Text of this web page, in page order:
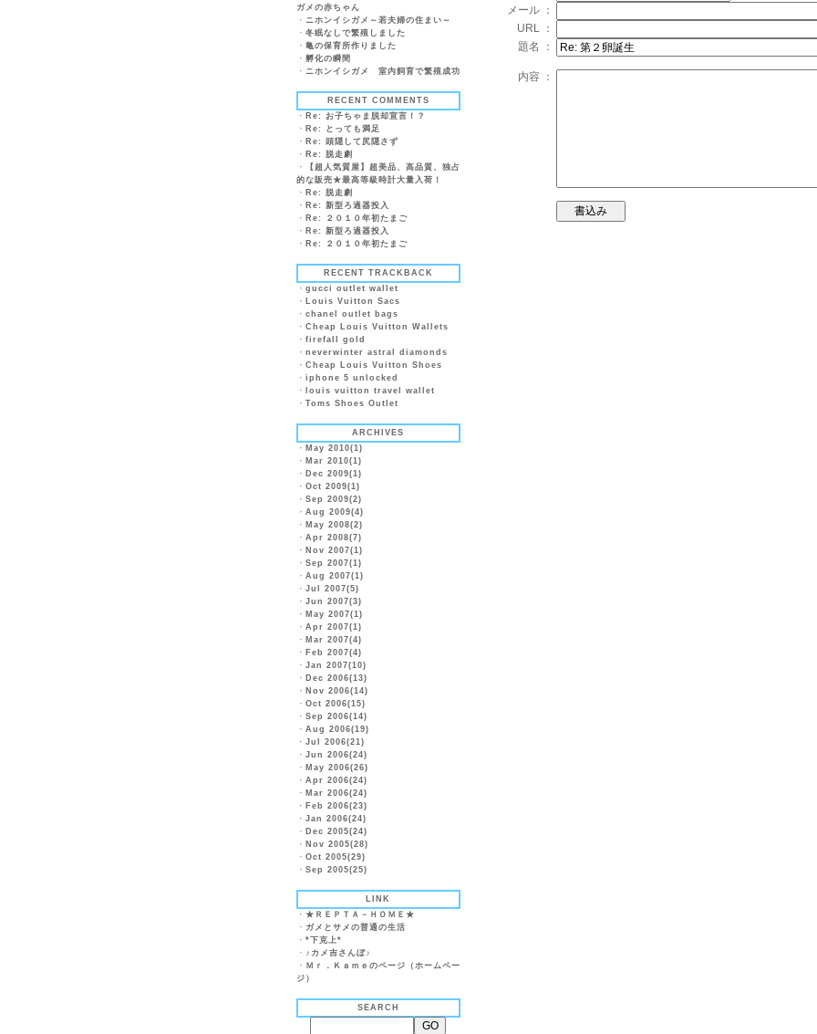
ガメの赤ちゃん
・ ニホンイシガメ～若夫婦の住まい～
・ 冬眠なしで繁殖しました
・ 亀の保育所作りました
・ 孵化の瞬間
・ ニホンイシガメ 室内飼育で繁殖成功
RECENT COMMENTS
・ Re: お子ちゃま脱却宣言！？
・ Re: とっても満足
・ Re: 頭隠して尻隠さず
・ Re: 脱走劇
・
【超人気質屋】超美品、高品質、独占
的な販売★最高等級時計大量入荷！
・ Re: 脱走劇
・ Re: 新型ろ過器投入
・ Re: ２０１０年初たまご
・ Re: 新型ろ過器投入
・ Re: ２０１０年初たまご
RECENT TRACKBACK
・ gucci outlet wallet
・ Louis Vuitton Sacs
・ chanel outlet bags
・ Cheap Louis Vuitton Wallets
・ firefall gold
・ neverwinter astral diamonds
・ Cheap Louis Vuitton Shoes
・ iphone 5 unlocked
・
louis vuitton travel wallet
・ Toms Shoes Outlet
ARCHIVES
・ May 2010(1)
・ Mar 2010(1)
・ Dec 2009(1)
・ Oct 2009(1)
・ Sep 2009(2)
・ Aug 2009(4)
・ May 2008(2)
・ Apr 2008(7)
・ Nov 2007(1)
・ Sep 2007(1)
・ Aug 2007(1)
・ Jul 2007(5)
・ Jun 2007(3)
・ May 2007(1)
・ Apr 2007(1)
・ Mar 2007(4)
・ Feb 2007(4)
・ Jan 2007(10)
・ Dec 2006(13)
・ Nov 2006(14)
・ Oct 2006(15)
・ Sep 2006(14)
・ Aug 2006(19)
・ Jul 2006(21)
・ Jun 2006(24)
・ May 2006(26)
・ Apr 2006(24)
・ Mar 2006(24)
・ Feb 2006(23)
・ Jan 2006(24)
・ Dec 2005(24)
・ Nov 2005(28)
・ Oct 2005(29)
・ Sep 2005(25)
LINK
・ ★ＲＥＰＴＡ－ＨＯＭＥ★
・ ガメとサメの普通の生活
・ *下克上*
・ ♪カメ吉さんぼ♪
・ Ｍｒ．Ｋａｍｅのページ（ホームペー
ジ）
SEARCH
メール ：
URL ：
題名 ：
内容 ：